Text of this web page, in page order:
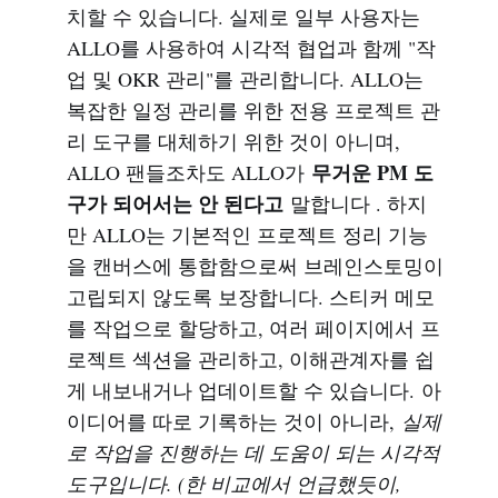
치할 수 있습니다. 실제로 일부 사용자는
ALLO를 사용하여 시각적 협업과 함께 "작
업 및 OKR 관리"를 관리합니다. ALLO는
복잡한 일정 관리를 위한 전용 프로젝트 관
리 도구를 대체하기 위한 것이 아니며,
ALLO 팬들조차도 ALLO가 무거운 PM 도
구가 되어서는 안 된다고말합니다 . 하지
만 ALLO는 기본적인 프로젝트 정리 기능
을 캔버스에 통합함으로써 브레인스토밍이
고립되지 않도록 보장합니다. 스티커 메모
를 작업으로 할당하고, 여러 페이지에서 프
로젝트 섹션을 관리하고, 이해관계자를 쉽
게 내보내거나 업데이트할 수 있습니다. 아
이디어를 따로 기록하는 것이 아니라, 실제
로 작업을 진행하는 데 도움이 되는 시각적
도구입니다. (한 비교에서 언급했듯이,